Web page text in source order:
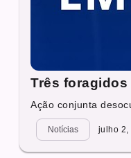
Três
Ação conjunta
Notícias julho 2,